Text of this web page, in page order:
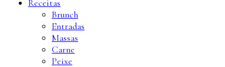
Receitas
Brunch
Entradas
Massas
Carne
Peixe